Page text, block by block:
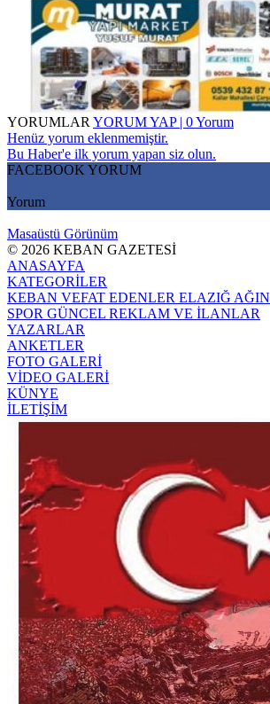
YORUMLAR YORUM YAP | 0 Yorum
Henüz yorum eklenmemiştir.
Bu Haber'e ilk yorum yapan siz olun.
FACEBOOK YORUM
Yorum
Masaüstü Görünüm
© 2026 KEBAN GAZETESİ
ANASAYFA
KATEGORİLER
KEBAN VEFAT EDENLER ELAZIĞ AĞIN
SPOR GÜNCEL REKLAM VE İLANLAR
YAZARLAR
ANKETLER
FOTO GALERİ
VİDEO GALERİ
KÜNYE
İLETİŞİM